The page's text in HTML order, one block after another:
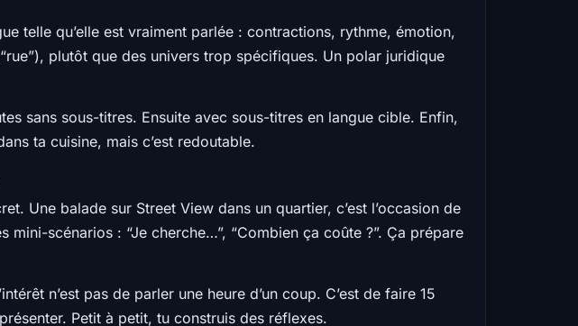
telle qu’elle est vraiment parlée : contractions, rythme, émotion,
plutôt que des univers trop spécifiques. Un polar juridique
sans sous-titres. Ensuite avec sous-titres en langue cible. Enfin,
ta cuisine, mais c’est redoutable.
Une balade sur Street View dans un quartier, c’est l’occasion de
scénarios : “Je cherche…”, “Combien ça coûte ?”. Ça prépare
n’est pas de parler une heure d’un coup. C’est de faire 15
Petit à petit, tu construis des réflexes.